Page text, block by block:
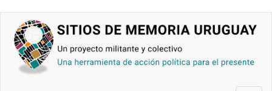
contenido
principal